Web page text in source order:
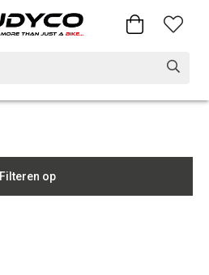
Filteren op